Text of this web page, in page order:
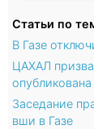
Статьи по
В Газе
ЦАХАЛ
Заседание
вши в Газе